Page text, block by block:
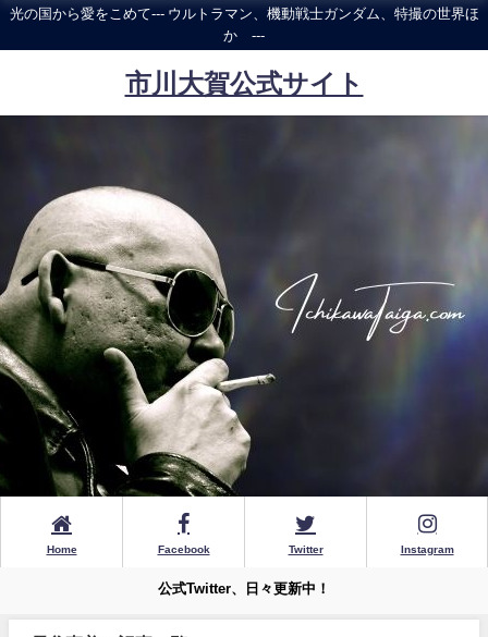
光の国から愛をこめて--- ウルトラマン、機動戦士ガンダム、特撮の世界ほ
か ---
市川大賀公式サイト
Home Facebook Twitter Instagram
公式Twitter、日々更新中！